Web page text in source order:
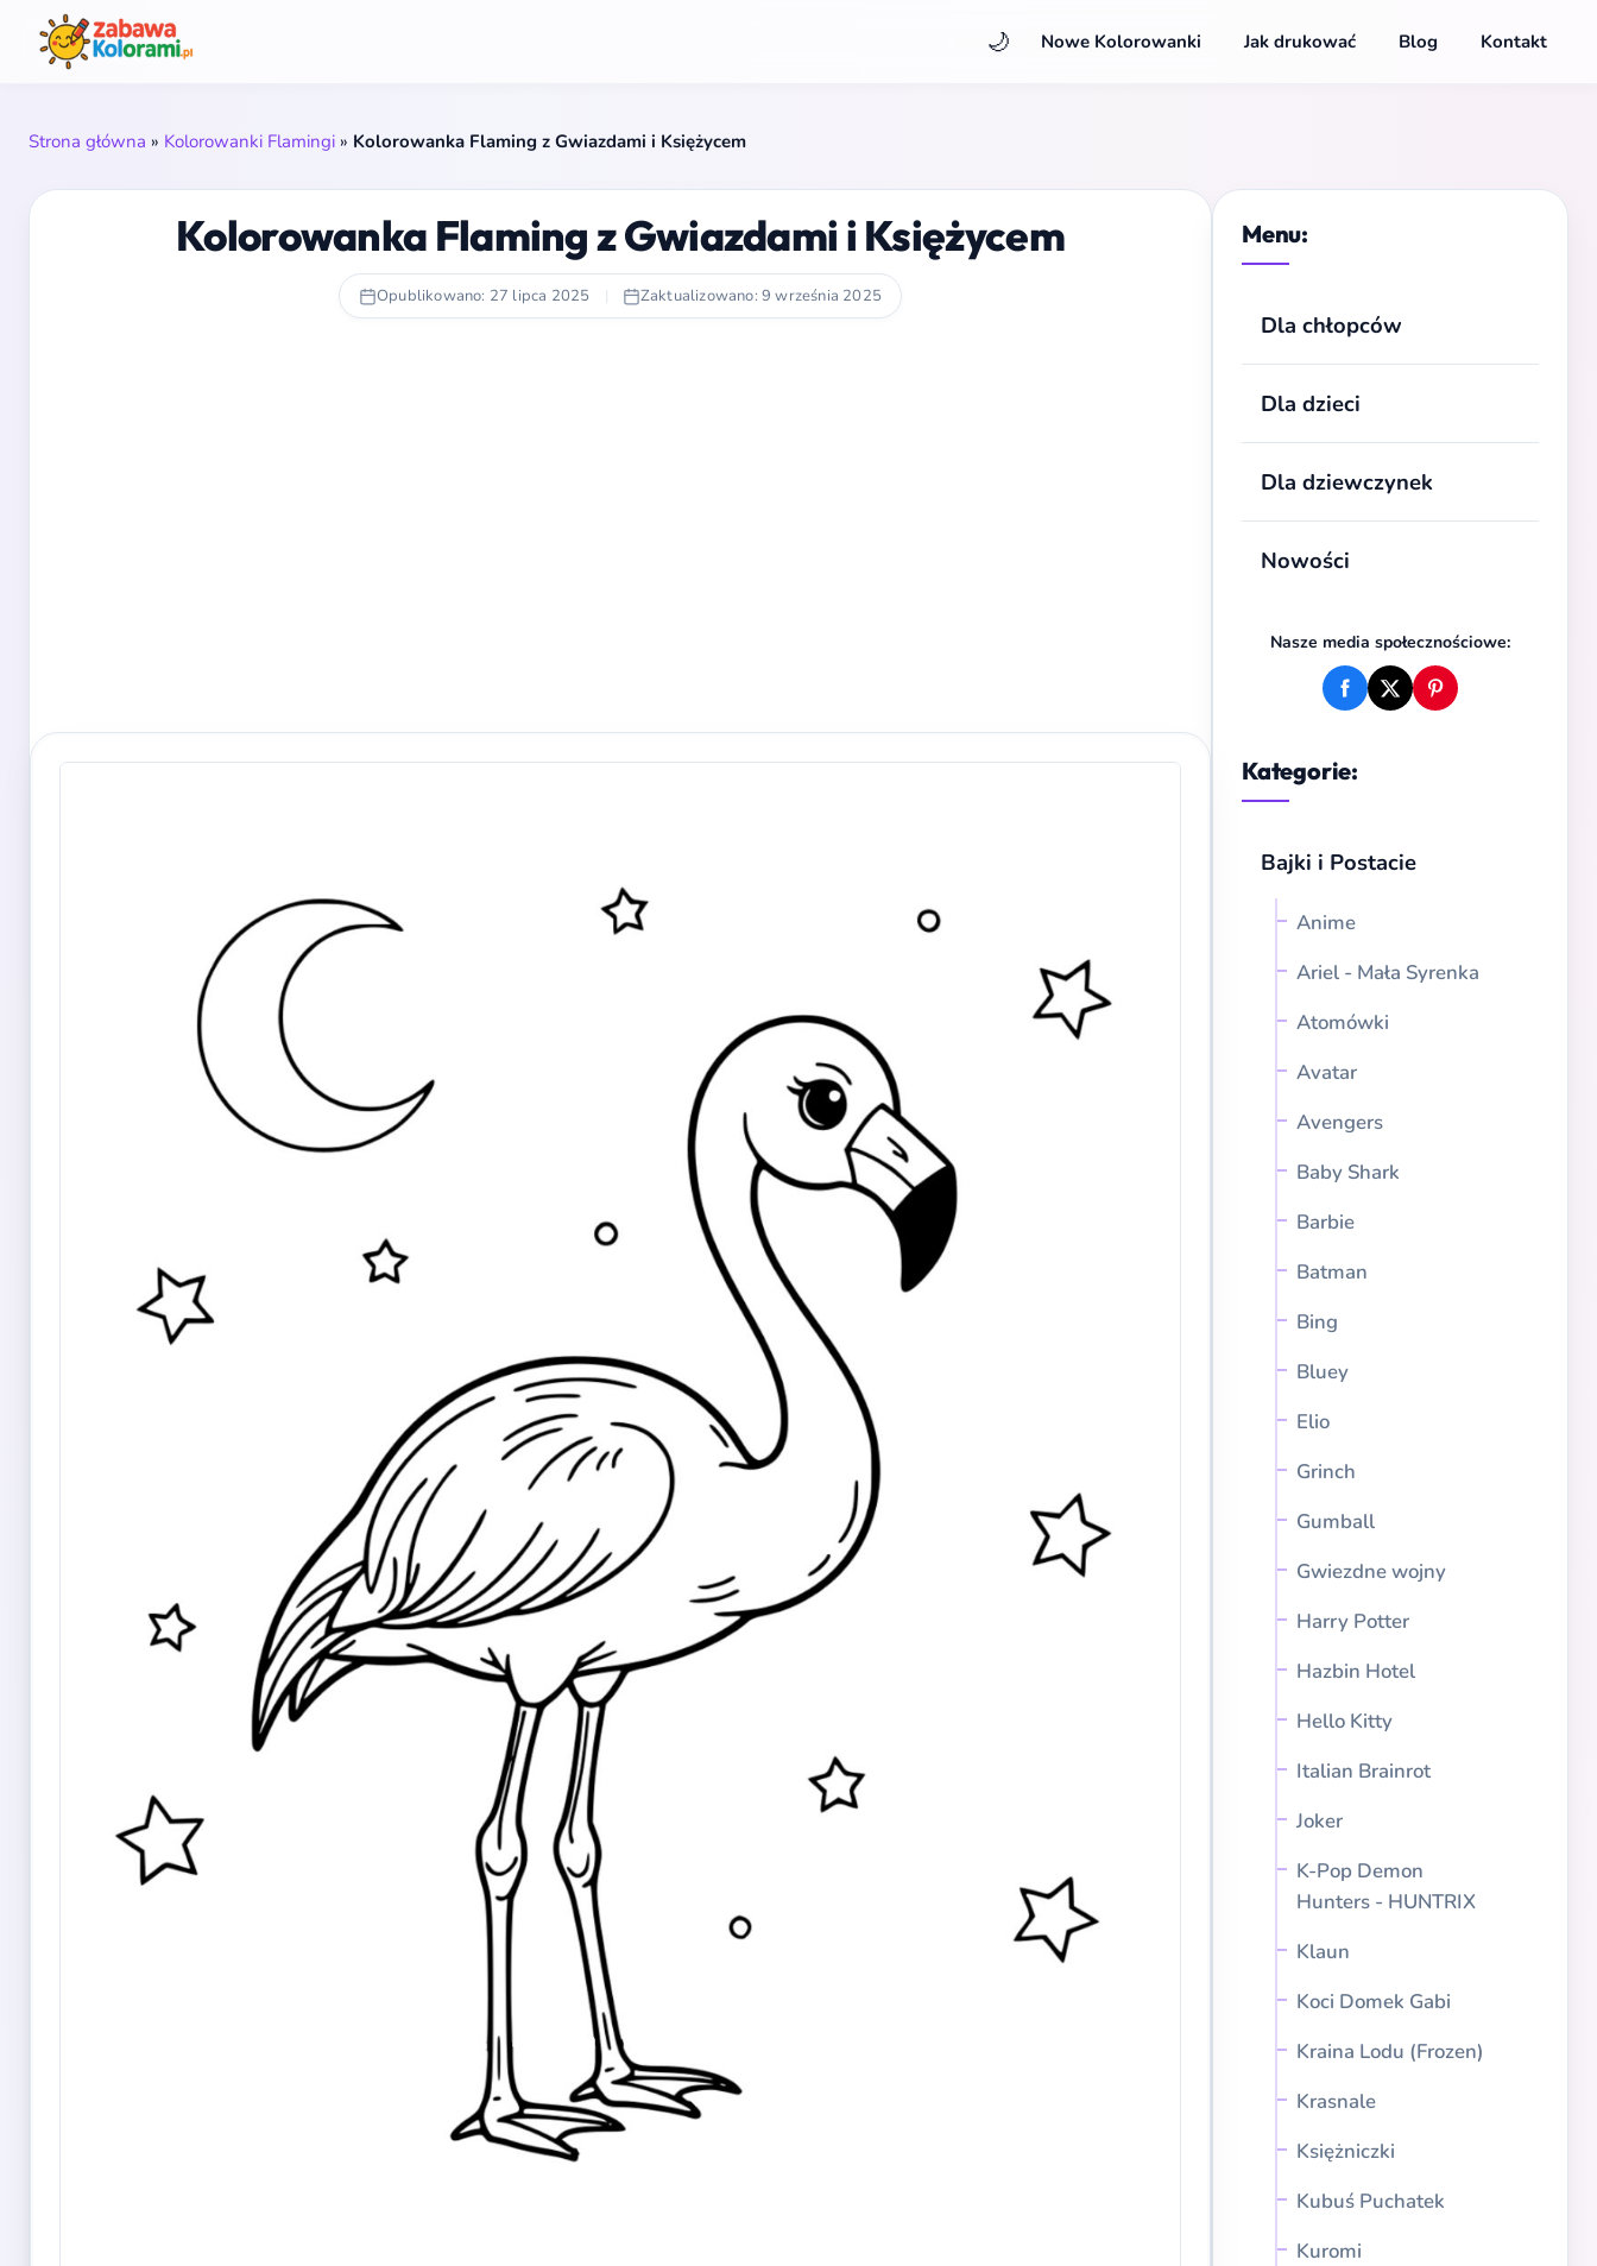
🌙 Nowe Kolorowanki Jak drukować Blog Kontakt
Strona główna » Kolorowanki Flamingi » Kolorowanka Flaming z Gwiazdami i Księżycem
Menu:
Dla chłopców
Dla dzieci
Dla dziewczynek
Nowości
Nasze media społecznościowe:
Kategorie:
Bajki i Postacie
Anime
Ariel - Mała Syrenka
Atomówki
Avatar
Avengers
Baby Shark
Barbie
Batman
Bing
Bluey
Elio
Grinch
Gumball
Gwiezdne wojny
Harry Potter
Hazbin Hotel
Hello Kitty
Italian Brainrot
Joker
K-Pop Demon
Hunters - HUNTRIX
Klaun
Koci Domek Gabi
Kraina Lodu (Frozen)
Krasnale
Księżniczki
Kubuś Puchatek
Kuromi
Kolorowanka Flaming z Gwiazdami i Księżycem
Opublikowano: 27 lipca 2025 | Zaktualizowano: 9 września 2025